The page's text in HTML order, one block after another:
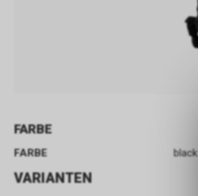
FARBE
FARBE black
VARIANTEN